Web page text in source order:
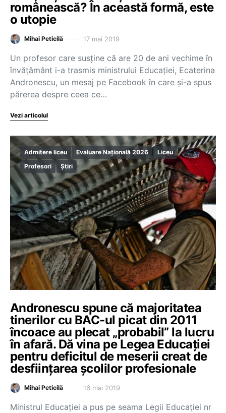
românească? În această formă, este
o utopie
Mihai Peticilă 17 mai 2019
Un profesor care susține că are 20 de ani vechime în
învățământ i-a trasmis ministrului Educației, Ecaterina
Andronescu, un mesaj pe Facebook în care și-a spus
părerea despre ceea ce…
Vezi articolul
Admitere liceu Evaluare Națională 2026
Liceu
Profesori
Știri
Andronescu spune că majoritatea
tinerilor cu BAC-ul picat din 2011
încoace au plecat „probabil” la lucru
în afară. Dă vina pe Legea Educaţiei
pentru deficitul de meserii creat de
desfiinţarea şcolilor profesionale
Mihai Peticilă 16 mai 2019
Ministrul Educaţiei a pus pe seama Legii Educaţiei nr